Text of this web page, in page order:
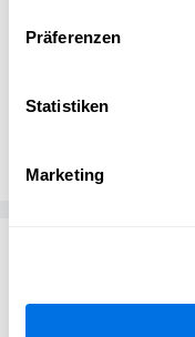
Präferenzen
Statistiken
Marketing
bammental.news